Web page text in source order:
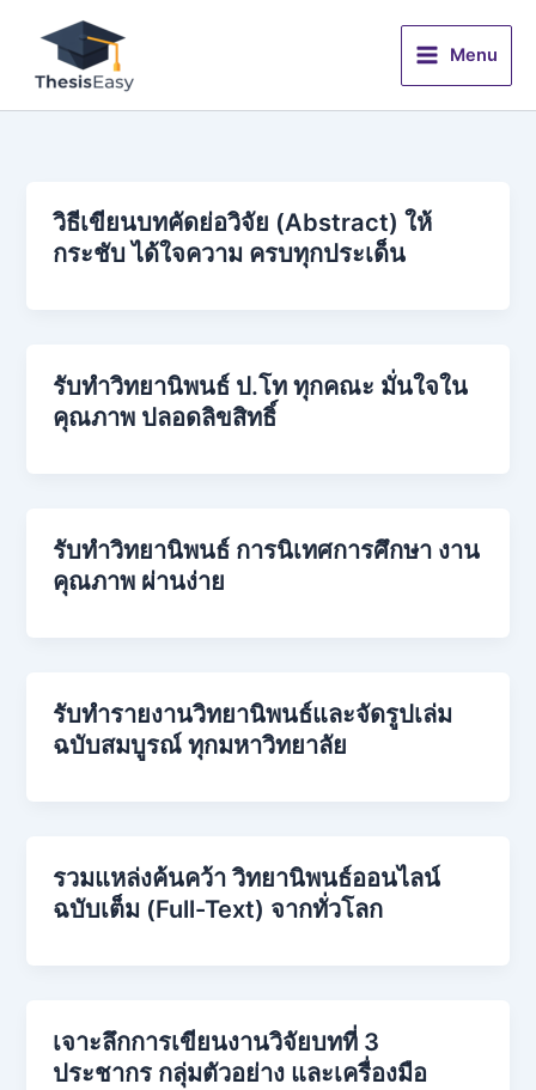
content
Menu
วิธีเขียนบทคัดย่อวิจัย (Abstract) ให้
กระชับ ได้ใจความ ครบทุกประเด็น
รับทำวิทยานิพนธ์ ป.โท ทุกคณะ มั่นใจใน
คุณภาพ ปลอดลิขสิทธิ์
รับทำวิทยานิพนธ์ การนิเทศการศึกษา งาน
คุณภาพ ผ่านง่าย
รับทำรายงานวิทยานิพนธ์และจัดรูปเล่ม
ฉบับสมบูรณ์ ทุกมหาวิทยาลัย
รวมแหล่งค้นคว้า วิทยานิพนธ์ออนไลน์
ฉบับเต็ม (Full-Text) จากทั่วโลก
เจาะลึกการเขียนงานวิจัยบทที่ 3
ประชากร กลุ่มตัวอย่าง และเครื่องมือ